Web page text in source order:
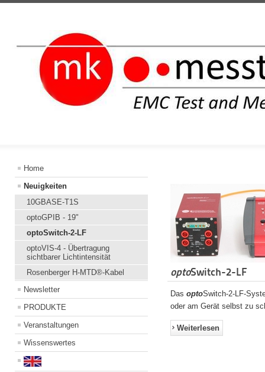
Home
Neuigkeiten
10GBASE-T1S
optoGPIB - 19"
optoSwitch-2-LF
optoVIS-4 - Übertragung
sichtbarer Lichtintensität
Rosenberger H-MTD®-Kabel
Newsletter
PRODUKTE
Veranstaltungen
Wissenswertes
optoSwitch-2-LF
DasoptoSwitch-2-LF-
oder am Gerät selbst zu
Weiterlesen